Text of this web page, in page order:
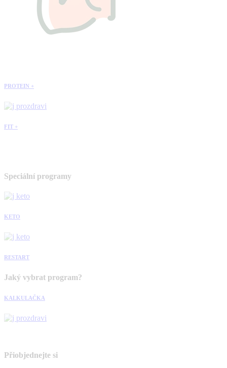
PROTEIN +
FIT +
Speciální programy
KETO
RESTART
Jaký vybrat program?
KALKULAČKA
Přiobjednejte si